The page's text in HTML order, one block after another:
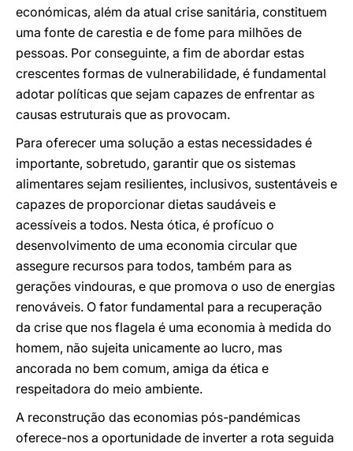
económicas, além da atual crise sanitária, constituem
uma fonte de carestia e de fome para milhões de
pessoas. Por conseguinte, a fim de abordar estas
crescentes formas de vulnerabilidade, é fundamental
adotar políticas que sejam capazes de enfrentar as
causas estruturais que as provocam.
Para oferecer uma solução a estas necessidades é
importante, sobretudo, garantir que os sistemas
alimentares sejam resilientes, inclusivos, sustentáveis e
capazes de proporcionar dietas saudáveis e
acessíveis a todos. Nesta ótica, é profícuo o
desenvolvimento de uma economia circular que
assegure recursos para todos, também para as
gerações vindouras, e que promova o uso de energias
renováveis. O fator fundamental para a recuperação
da crise que nos flagela é uma economia à medida do
homem, não sujeita unicamente ao lucro, mas
ancorada no bem comum, amiga da ética e
respeitadora do meio ambiente.
A reconstrução das economias pós-pandémicas
oferece-nos a oportunidade de inverter a rota seguida